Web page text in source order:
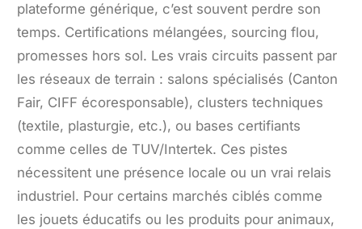
plateforme générique, c’est souvent perdre son
temps. Certifications mélangées, sourcing flou,
promesses hors sol. Les vrais circuits passent par
les réseaux de terrain : salons spécialisés (Canton
Fair, CIFF écoresponsable), clusters techniques
(textile, plasturgie, etc.), ou bases certifiants
comme celles de TUV/Intertek. Ces pistes
nécessitent une présence locale ou un vrai relais
industriel. Pour certains marchés ciblés comme
les jouets éducatifs ou les produits pour animaux,